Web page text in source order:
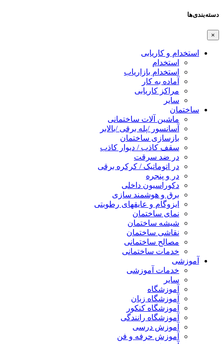
دسته‌بندی‌ها
×
استخدام و کاریابی
استخدام
استخدام بازاریاب
آماده به کار
مراکز کاریابی
سایر
ساختمان
ماشین آلات ساختمانی
آسانسور /پله برقی /بالابر
بازسازی ساختمان
سقف کاذب / دیوار کاذب
در ضد سرقت
در اتوماتیک / کرکره برقی
در و پنجره
دکوراسیون داخلی
برق و هوشمند سازی
ایزوگام و عایقهای رطوبتی
نمای ساختمان
شیشه ساختمان
نقاشی ساختمان
مصالح ساختمانی
خدمات ساختمانی
آموزشی
خدمات آموزشی
سایر
آموزشگاه
آموزشگاه زبان
آموزشگاه کنکور
آموزشگاه رانندگی
آموزش درسی
آموزش حرفه و فن